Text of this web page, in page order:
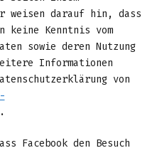
weisen darauf hin, dass
Kenntnis vom
sowie deren Nutzung
Informationen
von
Facebook den Besuch